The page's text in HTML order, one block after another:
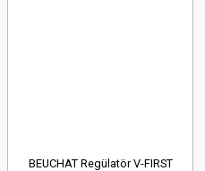
BEUCHAT Regülatör V-FIRST